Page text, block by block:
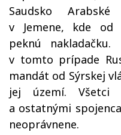
Saudsko
v Jemene, kde od
peknú
v tomto prípade
mandát od Sýrskej
jej území. Všetci
a ostatnými
neoprávnene.